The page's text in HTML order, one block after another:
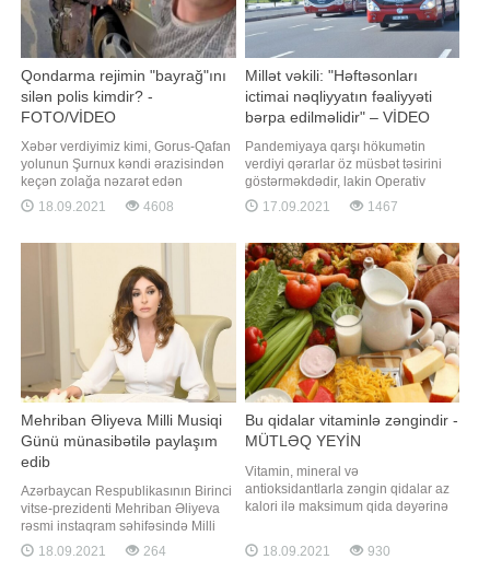
Qondarma rejimin "bayrağ"ını
silən polis kimdir? -
FOTO/VİDEO
Xəbər verdiyimiz kimi, Gorus-Qafan
yolunun Şurnux kəndi ərazisindən
keçən zolağa nəzarət edən
Azərbaycan polisi burada hərəkət
edən avtomobilin üzərindəki
süngü ilə qazıyıb. Sosial
şəbəkələrdə yayılan məlumata
18.09.2021 4608
Millət vəkili: "Həftəsonları
ictimai nəqliyyatın fəaliyyəti
bərpa edilməlidir" – VİDEO
Pandemiyaya qarşı hökumətin
verdiyi qərarlar öz müsbət təsirini
göstərməkdədir, lakin Operativ
Qərargah bəzi məsələlərin həlli
yönündə təcili tədbirlər görməlidir.
deyib. Millət vəkili hesab edir ki, həll
edilməli ən vacib məsələ
həftəsonları ictimai nəqliyyatın
fəaliyyətini
17.09.2021 1467
Mehriban Əliyeva Milli Musiqi
Günü münasibətilə paylaşım
edib
Azərbaycan Respublikasının Birinci
vitse-prezidenti Mehriban Əliyeva
rəsmi instaqram səhifəsində Milli
Musiqi Günü ilə bağlı paylaşım
edib. "Report" xəbər verir ki,
18.09.2021 264
Bu qidalar vitaminlə zəngindir -
MÜTLƏQ YEYİN
Vitamin, mineral və
antioksidantlarla zəngin qidalar az
kalori ilə maksimum qida dəyərinə
məhsullarına, həmçinin super
qidalar da deyilir. -ın məlumatına
18.09.2021 930